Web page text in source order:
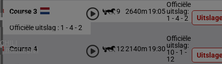
IERLAND
1 meeting(s)
CHILI
1 meeting(s)
3 Course 3 9 2640m19:05
Officiële
uitslag:
1 - 4 - 2
Officiële uitslag : 1 - 4 - 2
4 Course 4 122140m19:30
Officiële
uitslag:
10 - 1 -
12